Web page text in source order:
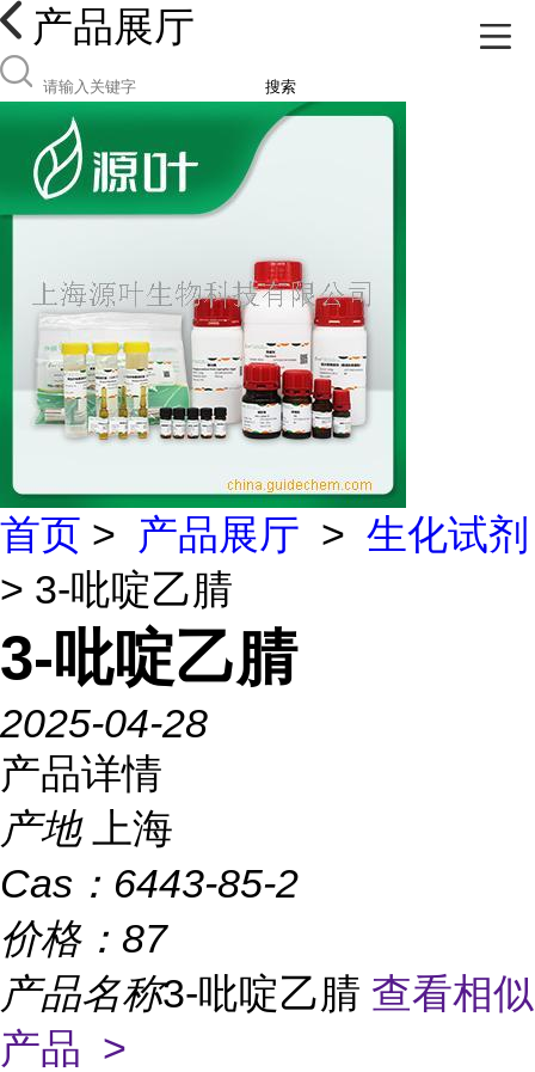
产品展厅
搜索
首页 > 产品展厅 > 生化试剂
> 3-吡啶乙腈
3-吡啶乙腈
2025-04-28
产品详情
产地
上海
Cas： 6443-85-2
价格： 87
产品名称3-吡啶乙腈 查看相似
产品 >